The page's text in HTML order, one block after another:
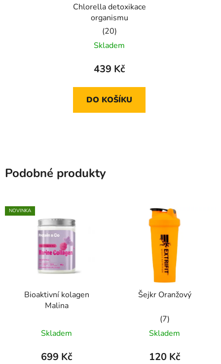
Chlorella detoxikace
organismu
Průměrné
hodnocení
produktu
5,0
z
Skladem
439 Kč
DO KOŠÍKU
Podobné produkty
NOVINKA
Bioaktivní kolagen
Malina
Skladem
699 Kč
Šejkr Oranžový
Průměrné
hodnocení
produktu
Skladem
120 Kč